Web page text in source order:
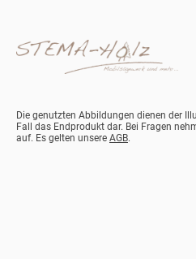
Die genutzten Abbildungen dienen der
Fall das Endprodukt dar. Bei Fragen
auf. Es gelten unsere AGB.